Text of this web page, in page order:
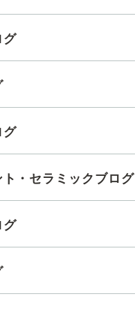
グ
グ
・セラミックブログ
グ